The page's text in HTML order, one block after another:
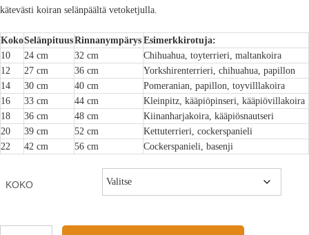
kätevästi koiran selänpäältä vetoketjulla.
KokoSelänpituusRinnanympärys Esimerkkirotuja:
10
24 cm 32 cm
Chihuahua, toyterrieri, maltankoira
12
27 cm 36 cm
Yorkshirenterrieri, chihuahua, papillon
14
30 cm 40 cm
Pomeranian, papillon, toyvilllakoira
16
33 cm 44 cm
Kleinpitz, kääpiöpinseri, kääpiövillakoira
18
36 cm 48 cm
Kiinanharjakoira, kääpiösnautseri
20
39 cm 52 cm
Kettuterrieri, cockerspanieli
22
42 cm 56 cm Cockerspanieli, basenji
KOKO